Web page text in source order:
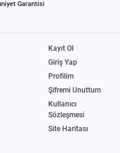
Garantisi
Kayıt Ol
Giriş Yap
Profilim
Şifremi Unuttum
Kullanıcı
Sözleşmesi
Site Haritası